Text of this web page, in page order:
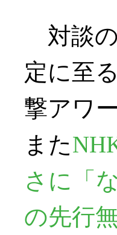
対談の
定に至
撃アワ
また
さに「
の先行